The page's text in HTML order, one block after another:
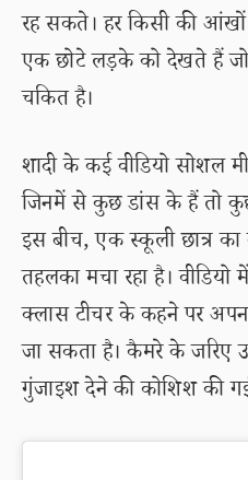
रह सकते। हर किसी की
एक छोटे लड़के को देखते हैं
चकित है।
शादी के कई वीडियो सोशल
जिनमें से कुछ डांस के हैं तो
इस बीच, एक स्कूली छात्र
तहलका मचा रहा है।
क्लास टीचर के कहने पर
जा सकता है। कैमरे के जरिए
गुंजाइश देने की कोशिश की